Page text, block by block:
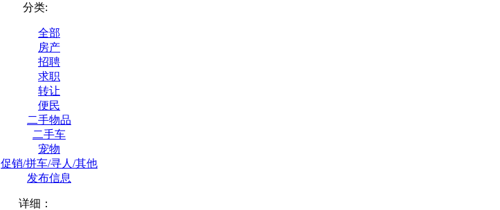
分类:
全部
房产
招聘
求职
转让
便民
二手物品
二手车
宠物
促销/拼车/寻人/其他
发布信息
详细：